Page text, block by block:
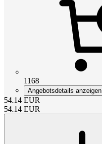
1168
Angebotsdetails anzeigen
54.14 EUR
54.14 EUR